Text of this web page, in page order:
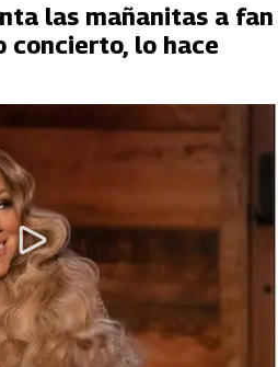
las mañanitas a fan
concierto, lo hace